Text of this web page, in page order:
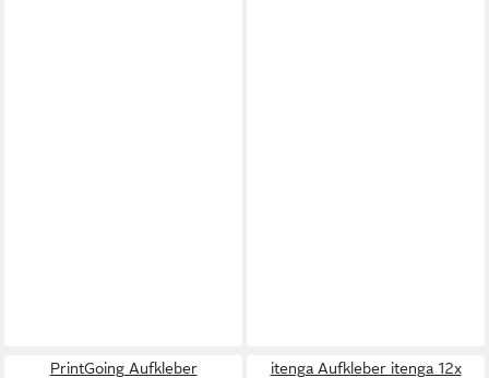
PrintGoing Aufkleber
itenga Aufkleber itenga 12x